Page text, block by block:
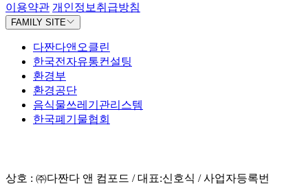
이용약관 개인정보취급방침
FAMILY SITE
다짠다앤오클린
한국전자유통컨설팅
환경부
환경공단
음식물쓰레기관리스템
한국폐기물협회
상호 : ㈜다짠다 앤 컴포드 / 대표:신호식 / 사업자등록번